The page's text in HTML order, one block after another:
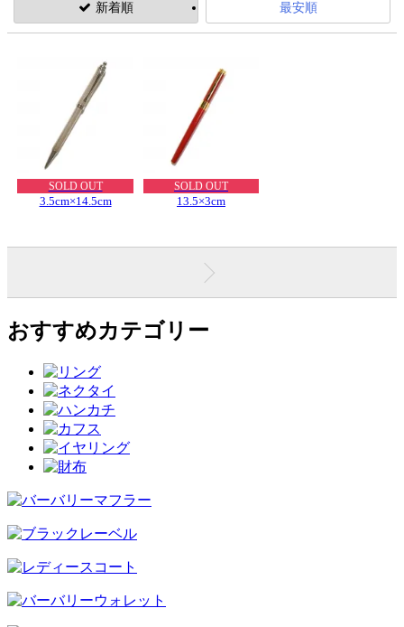
新着順 最安順
SOLD OUT
3.5cm×14.5cm
SOLD OUT
13.5×3cm
おすすめカテゴリー